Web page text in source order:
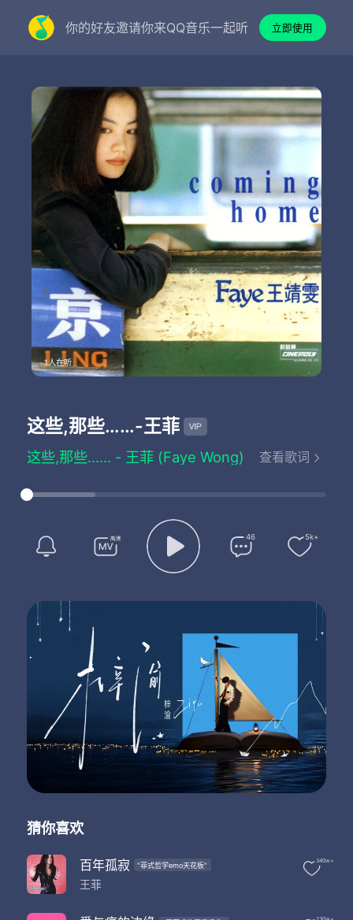
你的好友邀请你来QQ音乐一起听 立即使用
1人在听
这些,那些……-王菲
这些,那些…… - 王菲 (Faye Wong)
曲：EPO
编曲：林矿培
风轻吻我的散发 风轻轻吻你
一切都也那么好 那天我结识你
种种孤单 孤独
好多次我真心笑
皆因拥有你
阻暗天气里雨纷飞
我都觉好天气
许多许多琐事
当天的你 为我知
这些 那些
我怎会记不起
即使今天
你有更深爱者
这些 那些
放低忆起
许多许多琐事
当天的你 为我知
这些 那些
我怎会记不起
即使今天
查看歌词
46 5k+
猜你喜欢
百年孤寂 "菲式哲学emo天花板"
王菲
340w+